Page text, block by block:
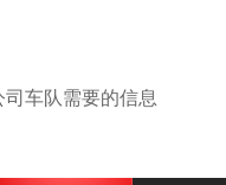
车队需要的信息